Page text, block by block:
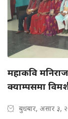
महाकवि
क्याम्पसमा
बुधबार, असार ३,